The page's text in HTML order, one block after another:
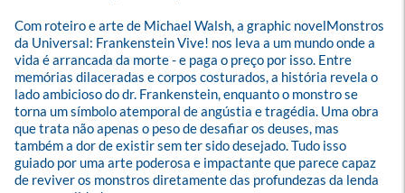
Com roteiro e arte de Michael Walsh, a graphic novelMonstros
da Universal: Frankenstein Vive! nos leva a um mundo onde a
vida é arrancada da morte - e paga o preço por isso. Entre
memórias dilaceradas e corpos costurados, a história revela o
lado ambicioso do dr. Frankenstein, enquanto o monstro se
torna um símbolo atemporal de angústia e tragédia. Uma obra
que trata não apenas o peso de desafiar os deuses, mas
também a dor de existir sem ter sido desejado. Tudo isso
guiado por uma arte poderosa e impactante que parece capaz
de reviver os monstros diretamente das profundezas da lenda